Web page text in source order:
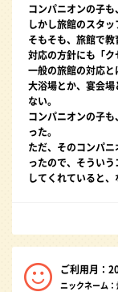
コンパニオンの子も
しかし旅館のスタ
そもそも、旅館で
対応の方針にも「ク
一般の旅館の対応と
大浴場とか、宴会
ない。
コンパニオンの子
った。
ただ、そのコンパ
ったので、そうい
してくれていると、
ご利用月：
ニックネーム